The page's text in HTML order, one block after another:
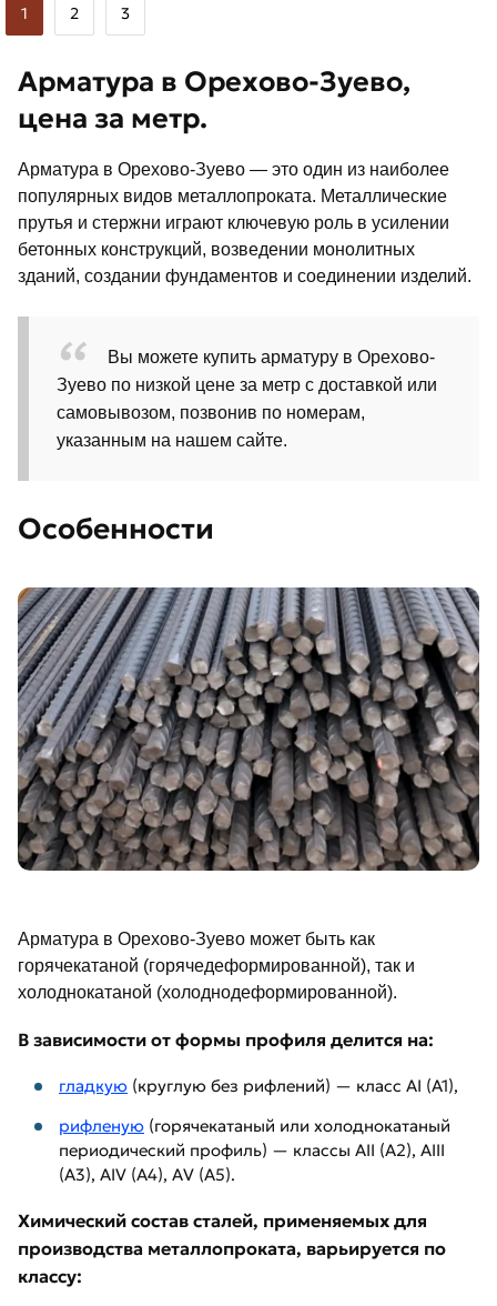
1 2 3
Арматура в Орехово-Зуево,
цена за метр.
Арматура в Орехово-Зуево — это один из наиболее
популярных видов металлопроката. Металлические
прутья и стержни играют ключевую роль в усилении
бетонных конструкций, возведении монолитных
зданий, создании фундаментов и соединении изделий.
Вы можете купить арматуру в Орехово-
Зуево по низкой цене за метр с доставкой или
самовывозом, позвонив по номерам,
указанным на нашем сайте.
Особенности
Арматура в Орехово-Зуево может быть как
горячекатаной (горячедеформированной), так и
холоднокатаной (холоднодеформированной).
В зависимости от формы профиля делится на:
гладкую (круглую без рифлений) — класс AI (А1),
рифленую (горячекатаный или холоднокатаный
периодический профиль) — классы AII (А2), AIII
(А3), AIV (А4), AV (А5).
Химический состав сталей, применяемых для
производства металлопроката, варьируется по
классу: